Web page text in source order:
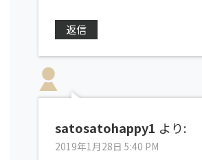
返信
satosatohappy1 より:
2019年1月28日 5:40 PM